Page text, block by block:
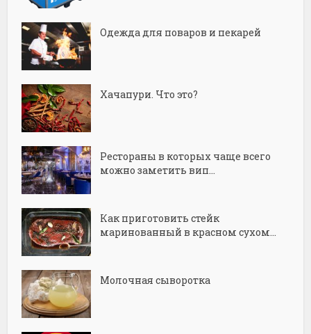
Одежда для поваров и пекарей
Хачапури. Что это?
Рестораны в которых чаще всего
можно заметить вип...
Как приготовить стейк
маринованный в красном сухом...
Молочная сыворотка